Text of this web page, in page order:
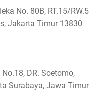
No. 80B, RT.15/RW.5
Jakarta Timur 13830
DR. Soetomo,
Surabaya, Jawa Timur